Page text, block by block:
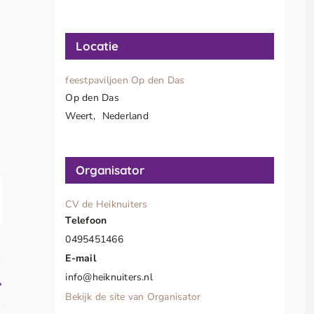
Locatie
feestpaviljoen Op den Das
Op den Das
Weert, Nederland
Organisator
CV de Heiknuiters
Telefoon
0495451466
E-mail
info@heiknuiters.nl
Bekijk de site van Organisator